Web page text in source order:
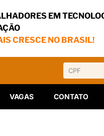
EM
CRESCE NO BRASIL!
VAGAS CONTATO